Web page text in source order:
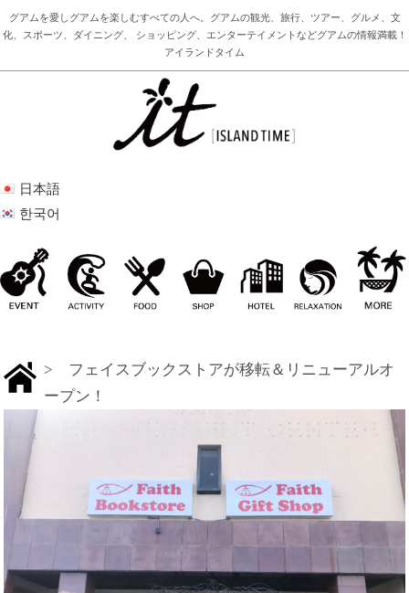
グアムを愛しグアムを楽しむすべての人へ。グアムの観光、旅行、ツアー、グルメ、文
化、スポーツ、ダイニング、 ショッピング、エンターテイメントなどグアムの情報満載！
アイランドタイム
日本語
한국어
> フェイスブックストアが移転＆リニューアルオ
ープン！